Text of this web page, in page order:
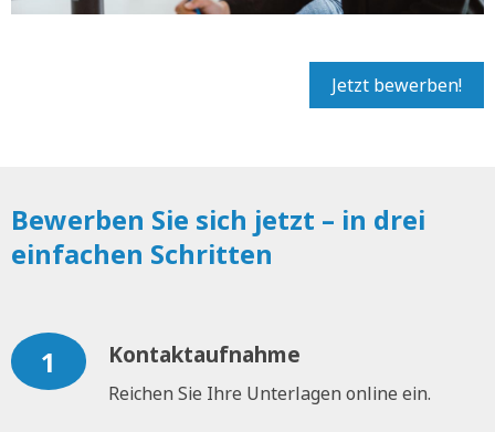
Jetzt bewerben!
Bewerben Sie sich jetzt – in drei
einfachen Schritten
1 Kontaktaufnahme
Reichen Sie Ihre Unterlagen online ein.